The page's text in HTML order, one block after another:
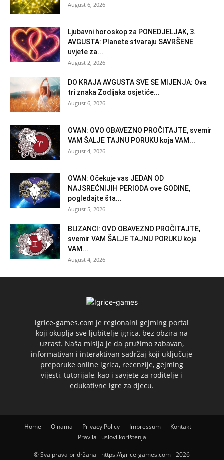
August 6, 2026
Ljubavni horoskop za PONEDJELJAK, 3.
AVGUSTA: Planete stvaraju SAVRŠENE
uvjete za...
August 2, 2026
DO KRAJA AVGUSTA SVE SE MIJENJA: Ova
tri znaka Zodijaka osjetiće...
August 6, 2026
OVAN: OVO OBAVEZNO PROČITAJTE, svemir
VAM ŠALJE TAJNU PORUKU koja VAM...
August 4, 2026
OVAN: Očekuje vas JEDAN OD
NAJSREĆNIJIH PERIODA ove GODINE,
pogledajte šta...
August 5, 2026
BLIZANCI: OVO OBAVEZNO PROČITAJTE,
svemir VAM ŠALJE TAJNU PORUKU koja
VAM...
August 4, 2026
igrice-games.com je regionalni gejming portal
koji okuplja sve ljubitelje igrica, bez obzira na
uzrast. Naša misija je da pružimo zabavan,
informativan i interaktivan sadržaj koji uključuje
preporuke online igrica, recenzije, gejming
vijesti, tutorijale, kao i savjete za roditelje i
edukativne igre za djecu.
Home O nama Privacy Policy Impressum
Kontakt
Pravila i uslovi korištenja
© Sva prava pridržana - https://igrice-games.com - 2026